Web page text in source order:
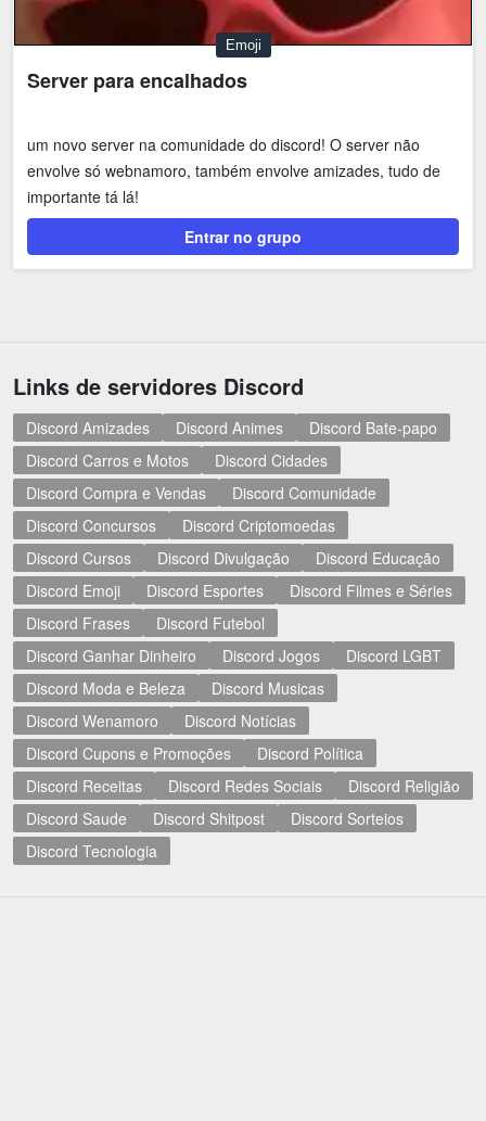
Emoji
Server para encalhados
um novo server na comunidade do discord! O server não
envolve só webnamoro, também envolve amizades, tudo de
importante tá lá!
Entrar no grupo
Links de servidores Discord
Discord Amizades Discord Animes
Discord Bate-papo
Discord Carros e Motos
Discord Cidades
Discord Compra e Vendas
Discord Comunidade
Discord Concursos
Discord Criptomoedas
Discord Cursos
Discord Divulgação
Discord Educação
Discord Emoji
Discord Esportes
Discord Filmes e Séries
Discord Frases
Discord Futebol
Discord Ganhar Dinheiro
Discord Jogos
Discord LGBT
Discord Moda e Beleza
Discord Musicas
Discord Wenamoro
Discord Notícias
Discord Cupons e Promoções
Discord Política
Discord Receitas
Discord Redes Sociais
Discord Religião
Discord Saude
Discord Shitpost
Discord Sorteios
Discord Tecnologia